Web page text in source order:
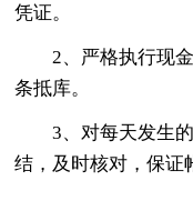
凭证。
2、严格执行现
条抵库。
3、对每天发生
结，及时核对，保证